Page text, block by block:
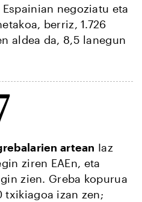
negoziatu eta
berriz, 1.726
aldea da, 8,5 lanegun
artean Iaz
ziren EAEn, eta
zien. Greba kopurua
txikiagoa izan zen;